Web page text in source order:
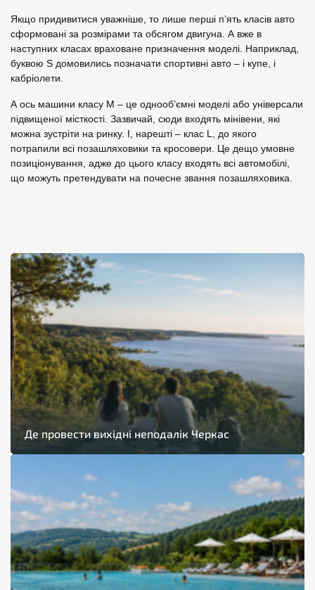
Якщо придивитися уважніше, то лише перші п’ять класів авто
сформовані за розмірами та обсягом двигуна. А вже в
наступних класах враховане призначення моделі. Наприклад,
буквою S домовились позначати спортивні авто – і купе, і
кабріолети.
А ось машини класу M – це однооб’ємні моделі або універсали
підвищеної місткості. Зазвичай, сюди входять мінівени, які
можна зустріти на ринку. І, нарешті – клас L, до якого
потрапили всі позашляховики та кросовери. Це дещо умовне
позиціонування, адже до цього класу входять всі автомобілі,
що можуть претендувати на почесне звання позашляховика.
Де провести вихідні неподалік Черкас